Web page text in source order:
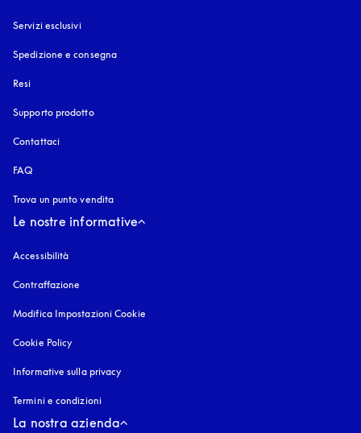
Servizi esclusivi
Spedizione e consegna
Resi
Supporto prodotto
Contattaci
FAQ
Trova un punto vendita
Le nostre informative
Accessibilità
Contraffazione
Modifica Impostazioni Cookie
Cookie Policy
Informative sulla privacy
Termini e condizioni
La nostra azienda